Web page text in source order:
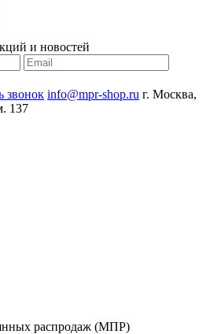
и новостей
звонок info@mpr-shop.ru г. Москва,
137
распродаж (МПР)